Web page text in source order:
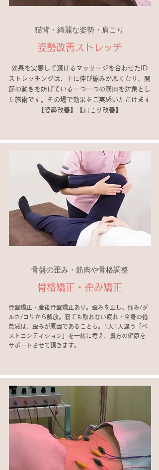
猫背・綺麗な姿勢・肩こり
姿勢改善ストレッチ
効果を実感して頂けるマッサージを合わせたID
ストレッチングは、主に伸び縮みが悪くなり、関
節の動きを妨げている一つ一つの筋肉を対象とし
た施術です。 その場で効果をご実感いただけます
【姿勢改善】【肩こり改善】
骨盤の歪み・筋肉や骨格調整
骨格矯正・歪み矯正
骨盤矯正・産後骨盤矯正あり。歪みを正し、痛み/ダ
ルさ/コリから解放。寝ても取れない疲れ・全身の倦
怠感は、歪みが原因であることも。1人1人違う「ベ
ストコンディション」を一緒に考え、貴方の健康を
サポートさせて頂きます。